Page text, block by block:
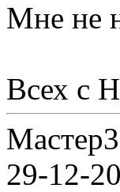
Мне не
Всех с
Мастер3
29-12-